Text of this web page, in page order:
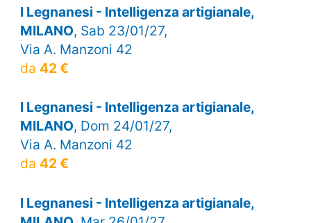
I Legnanesi - Intelligenza artigianale,
MILANO, Sab 23/01/27,
Via A. Manzoni 42
da 42 €
I Legnanesi - Intelligenza artigianale,
MILANO, Dom 24/01/27,
Via A. Manzoni 42
da 42 €
I Legnanesi - Intelligenza artigianale,